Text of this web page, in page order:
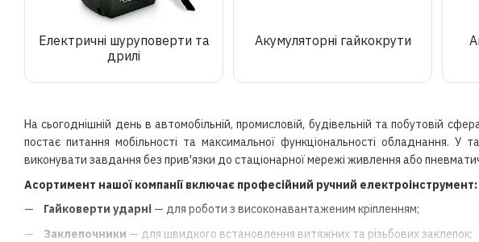
На сьогоднішній день в автомобільній, промисловій, будівельній та побутовій
постає питання мобільності та максимальної функціональності обладнання. У
виконувати завдання без прив'язки до стаціонарної мережі живлення або
Асортимент нашої компанії включає професійний ручний електроінструмент:
Гайковерти ударні — для роботи з високонавантаженим кріпленням;
Заклепочники — для швидкого встановлення витяжних та різьбових заклепок;
Електричні шуруповерти та
дрилі
Акумуляторні гайкокрути